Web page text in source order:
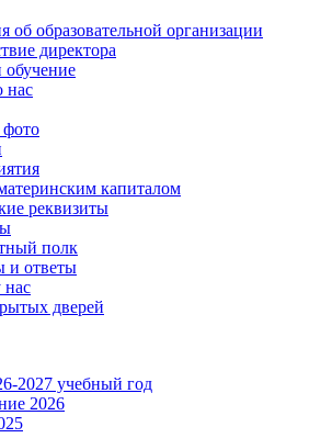
об образовательной организации
директора
нас
капиталом
реквизиты
полк
и ответы
нас
дверей
2027 учебный год
2026